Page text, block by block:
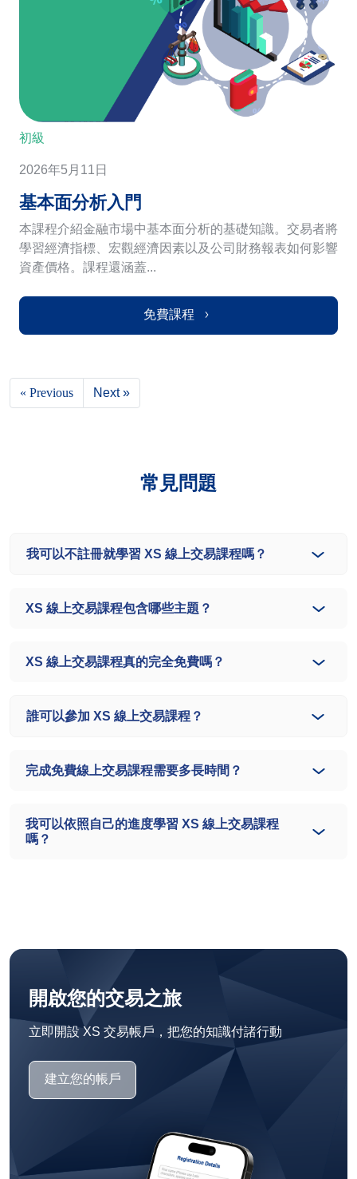
初級
2026年5月11日
基本面分析入門
本課程介紹金融市場中基本面分析的基礎知識。交易者將
學習經濟指標、宏觀經濟因素以及公司財務報表如何影響
資產價格。課程還涵蓋...
免費課程
« Previous Next »
常見問題
我可以不註冊就學習 XS 線上交易課程嗎？
XS 線上交易課程包含哪些主題？
XS 線上交易課程真的完全免費嗎？
誰可以參加 XS 線上交易課程？
完成免費線上交易課程需要多長時間？
我可以依照自己的進度學習 XS 線上交易課程
嗎？
開啟您的交易之旅
立即開設 XS 交易帳戶，把您的知識付諸行動
建立您的帳戶